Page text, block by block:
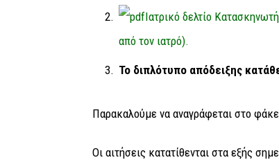
Ιατρικό δελτίο
από τον ιατρό).
Το διπλότυπο απόδειξης
Παρακαλούμε να αναγράφεται στο
Οι αιτήσεις κατατίθενται στα εξής